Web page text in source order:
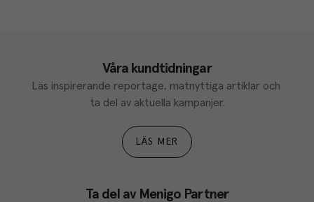
Våra kundtidningar
Läs inspirerande reportage, matnyttiga artiklar och
ta del av aktuella kampanjer.
LÄS MER
Ta del av Menigo Partner